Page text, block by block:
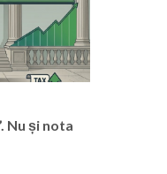
Nu și nota